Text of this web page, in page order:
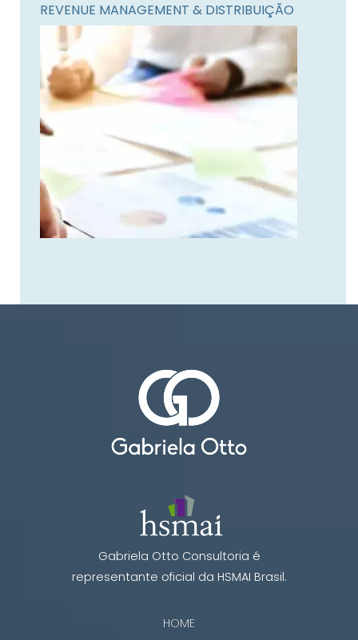
REVENUE MANAGEMENT & DISTRIBUIÇÃO
Gabriela Otto Consultoria é
representante oficial da HSMAI Brasil.
HOME